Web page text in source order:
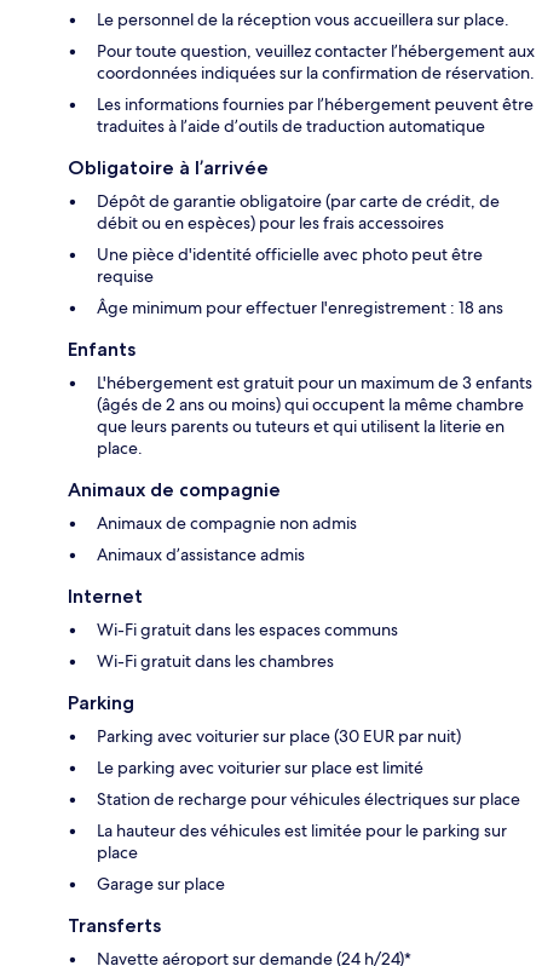
Le personnel de la réception vous accueillera sur place.
Pour toute question, veuillez contacter l’hébergement aux
coordonnées indiquées sur la confirmation de réservation.
Les informations fournies par l’hébergement peuvent être
traduites à l’aide d’outils de traduction automatique
Obligatoire à l’arrivée
Dépôt de garantie obligatoire (par carte de crédit, de
débit ou en espèces) pour les frais accessoires
Une pièce d'identité officielle avec photo peut être
requise
Âge minimum pour effectuer l'enregistrement : 18 ans
Enfants
L'hébergement est gratuit pour un maximum de 3 enfants
(âgés de 2 ans ou moins) qui occupent la même chambre
que leurs parents ou tuteurs et qui utilisent la literie en
place.
Animaux de compagnie
Animaux de compagnie non admis
Animaux d’assistance admis
Internet
Wi-Fi gratuit dans les espaces communs
Wi-Fi gratuit dans les chambres
Parking
Parking avec voiturier sur place (30 EUR par nuit)
Le parking avec voiturier sur place est limité
Station de recharge pour véhicules électriques sur place
La hauteur des véhicules est limitée pour le parking sur
place
Garage sur place
Transferts
Navette aéroport sur demande (24 h/24)*